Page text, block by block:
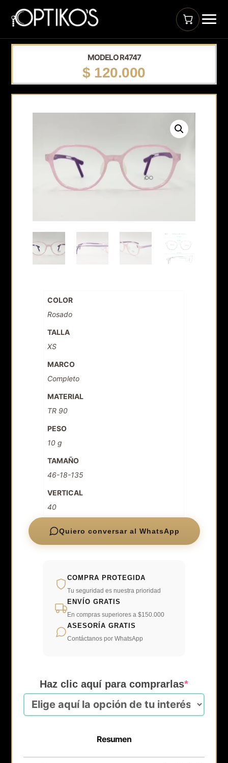
MODELO R4747
$ 120.000
COLOR
Rosado
TALLA
XS
MARCO
Completo
MATERIAL
TR 90
PESO
10 g
TAMAÑO
46-18-135
VERTICAL
40
Quiero conversar al WhatsApp
COMPRA PROTEGIDA
Tu seguridad es nuestra prioridad
ENVÍO GRATIS
En compras superiores a $150.000
ASESORÍA GRATIS
Contáctanos por WhatsApp
Haz clic aquí para comprarlas*
Resumen